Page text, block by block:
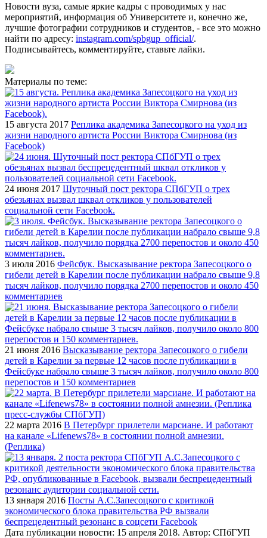
Новости вуза, самые яркие кадры с проводимых у нас
мероприятий, информация об Университете и, конечно же,
лучшие фотографии сотрудников и студентов, - все это можно
найти по адресу: instagram.com/spbgup_official/.
Подписывайтесь, комментируйте, ставьте лайки.
Материалы по теме:
15 августа 2017 Реплика академика Запесоцкого на уход из
жизни народного артиста России Виктора Смирнова (из
Facebook)
24 июня 2017 Шуточный пост ректора СПбГУП о трех
обезьянах вызвал шквал откликов у пользователей
социальной сети Facebook.
3 июля 2016 Фейсбук. Высказывание ректора Запесоцкого о
гибели детей в Карелии после публикации набрало свыше 9,8
тысяч лайков, получило порядка 2700 перепостов и около 450
комментариев
21 июня 2016 Высказывание ректора Запесоцкого о гибели
детей в Карелии за первые 12 часов после публикации в
Фейсбуке набрало свыше 3 тысяч лайков, получило около 800
перепостов и 150 комментариев
22 марта 2016 В Петербург прилетели марсиане. И работают
на канале «Lifenews78» в состоянии полной амнезии.
(Реплика)
13 января 2016 Посты А.С.Запесоцкого с критикой
экономического блока правительства РФ вызвали
беспрецедентный резонанс в соцсети Facebook
Дата публикации новости: 15 апреля 2018. Автор: СПбГУП